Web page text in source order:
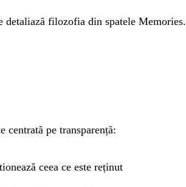
filozofia din spatele Memories.
pe transparență:
ceea ce este reținut